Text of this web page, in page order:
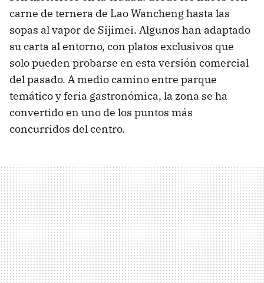
carne de ternera de Lao Wancheng hasta las
sopas al vapor de Sijimei. Algunos han adaptado
su carta al entorno, con platos exclusivos que
solo pueden probarse en esta versión comercial
del pasado. A medio camino entre parque
temático y feria gastronómica, la zona se ha
convertido en uno de los puntos más
concurridos del centro.